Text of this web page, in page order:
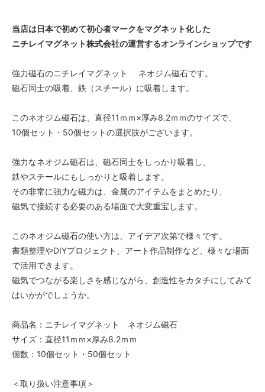
当店は日本で初めて初心者マークをマグネット化した
ニチレイマグネット株式会社の運営するオンラインショップです
強力磁石のニチレイマグネット ネオジム磁石です。
磁石同士の吸着、鉄（スチール）に吸着します。
このネオジム磁石は、直径11ｍｍ×厚み8.2ｍｍのサイズで、
10個セット・50個セットの選択肢がございます。
強力なネオジム磁石は、磁石同士をしっかり吸着し、
鉄やスチールにもしっかりと吸着します。
その非常に強力な磁力は、金属のアイテムをまとめたり、
磁気で接続する必要のある場面で大変重宝します。
このネオジム磁石の使い方は、アイデア次第で様々です。
書類整理やDIYプロジェクト、アート作品制作など、様々な場面
で活用できます。
磁気でつながる楽しさを感じながら、創造性をカタチにしてみて
はいかがでしょうか。
商品名：ニチレイマグネット ネオジム磁石
サイズ：直径11ｍｍ×厚み8.2ｍｍ
個数：10個セット・50個セット
＜取り扱い注意事項＞